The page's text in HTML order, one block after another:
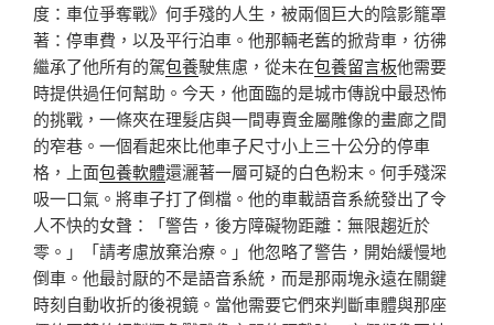
度：車位爭奪戰》何手殘的人生，被兩個巨大的陰影籠罩
著：停車費，以及平行泊車。他那輛老舊的掀背車，彷彿
繼承了他所有的駕包養駛焦慮，從未在包養留言板他需要
時提供過任何幫助。今天，他面臨的是城市傳說中最恐怖
的挑戰，一條夾在理髮店與一間專賣金屬雕像的畫廊之間
的窄巷。一個看起來比他車子尺寸小上三十公分的停車
格，上面包養軟體還灑著一層可疑的白色粉末。何手殘深
吸一口氣。將車子打了倒檔。他的車載語音系統發出了令
人不快的女聲：「警告，後方障礙物距離：無限趨近於
零。」「請考慮放棄治療。」他忽略了警告，開始緩慢地
倒車。他最討厭的不是語音系統，而是那兩塊永遠在關鍵
時刻自動收折的後視鏡。當他需要它們來判斷車體與那座